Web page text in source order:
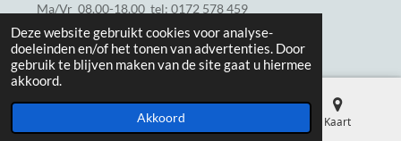
Deze website gebruikt cookies voor analyse-
doeleinden en/of het tonen van advertenties. Door
gebruik te blijven maken van de site gaat u hiermee
akkoord.
Akkoord
Ma/Vr 08.00-18.00 tel: 0172 578 459
Zaterdag 8.00-17.00
Telefoonnummer Kaart